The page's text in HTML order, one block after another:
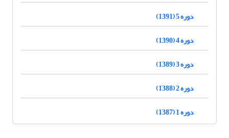
دوره 5 (1391)
دوره 4 (1390)
دوره 3 (1389)
دوره 2 (1388)
دوره 1 (1387)